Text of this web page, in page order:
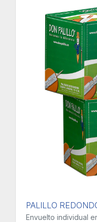
PALILLO
Envuelto individual